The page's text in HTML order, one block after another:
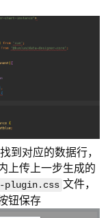
到对应的数据行，
上传上一步生成的
plugin.css 文件，
钮保存